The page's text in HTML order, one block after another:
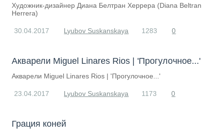
​Художник-дизайнер Диана Белтран Херрера (Diana Beltran
Herrera)
30.04.2017 Lyubov Suskanskaya 1283 0
​Акварели Miguel Linares Rios | 'Прогулочное...'
​Акварели Miguel Linares Rios | 'Прогулочное...'
23.04.2017 Lyubov Suskanskaya 1173 0
​Грация коней